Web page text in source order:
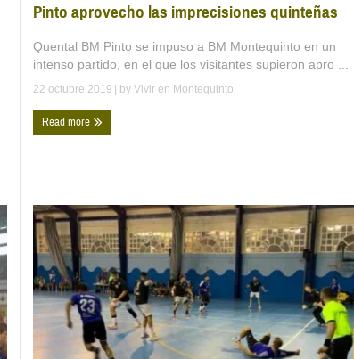
Pinto aprovecho las imprecisiones quinteñas
Quental BM Pinto se impuso a BM Montequinto en un
intenso partido, en el que los visitantes supieron apro ...
22 octubre 2019 | by Vivir en Montequinto
Read more